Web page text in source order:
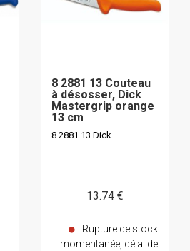
8 2881 13 Couteau
à désosser, Dick
Mastergrip orange
13 cm
8 2881 13 Dick
13.74 €
Rupture de stock
momentanée, délai de